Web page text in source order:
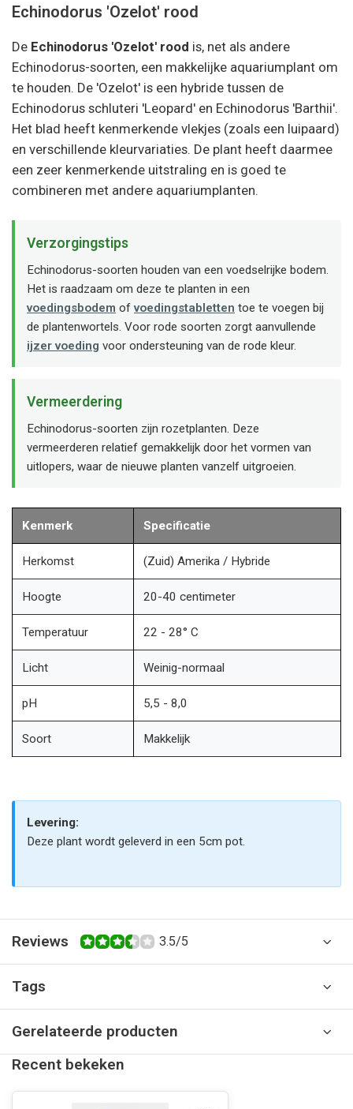
Echinodorus 'Ozelot' rood
De Echinodorus 'Ozelot' rood is, net als andere
Echinodorus-soorten, een makkelijke aquariumplant om
te houden. De 'Ozelot' is een hybride tussen de
Echinodorus schluteri 'Leopard' en Echinodorus 'Barthii'.
Het blad heeft kenmerkende vlekjes (zoals een luipaard)
en verschillende kleurvariaties. De plant heeft daarmee
een zeer kenmerkende uitstraling en is goed te
combineren met andere aquariumplanten.
Verzorgingstips
Echinodorus-soorten houden van een voedselrijke bodem.
Het is raadzaam om deze te planten in een
voedingsbodem ofvoedingstabletten toe te voegen bij
de plantenwortels. Voor rode soorten zorgt aanvullende
ijzer voeding voor ondersteuning van de rode kleur.
Vermeerdering
Echinodorus-soorten zijn rozetplanten. Deze
vermeerderen relatief gemakkelijk door het vormen van
uitlopers, waar de nieuwe planten vanzelf uitgroeien.
Kenmerk Specificatie
Herkomst (Zuid) Amerika / Hybride
Hoogte 20-40 centimeter
Temperatuur 22 - 28° C
Licht Weinig-normaal
pH 5,5 - 8,0
Soort Makkelijk
Levering:
Deze plant wordt geleverd in een 5cm pot.
Reviews 3.5/5
Tags
Gerelateerde producten
Recent bekeken